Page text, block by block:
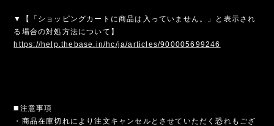
▼【「ショッピングカートに商品は入っていません。」と表示され
る場合の対処方法について】
https://help.thebase.in/hc/ja/articles/900005699246
◼️注意事項
・商品在庫切れにより注文キャンセルとさせていただく恐れもござ